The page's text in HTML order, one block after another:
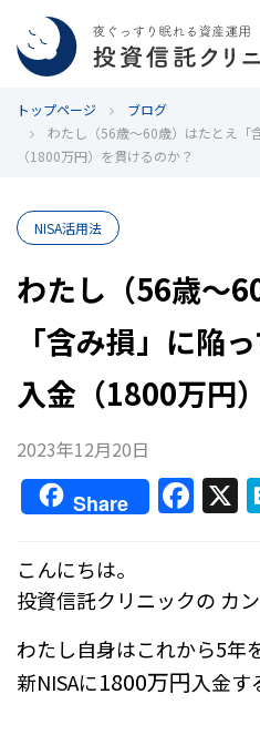
カウンセリング
ブログ
代表カン・チュンド
投資信託クリニックとは
インデックス投資の特徴
よくあるご質問
お問い合わせ
トップページ
ブログ
わたし（56歳～60歳）はたとえ「
（1800万円）を貫けるのか？
NISA活用法
わたし（56歳～
「含み損」に陥
入金（1800万円
2023年12月20日
Share F
a
e
b
o
o
X
こんにちは。
投資信託クリニックの カ
わたし自身はこれから5年
新NISAに1800万円入金す